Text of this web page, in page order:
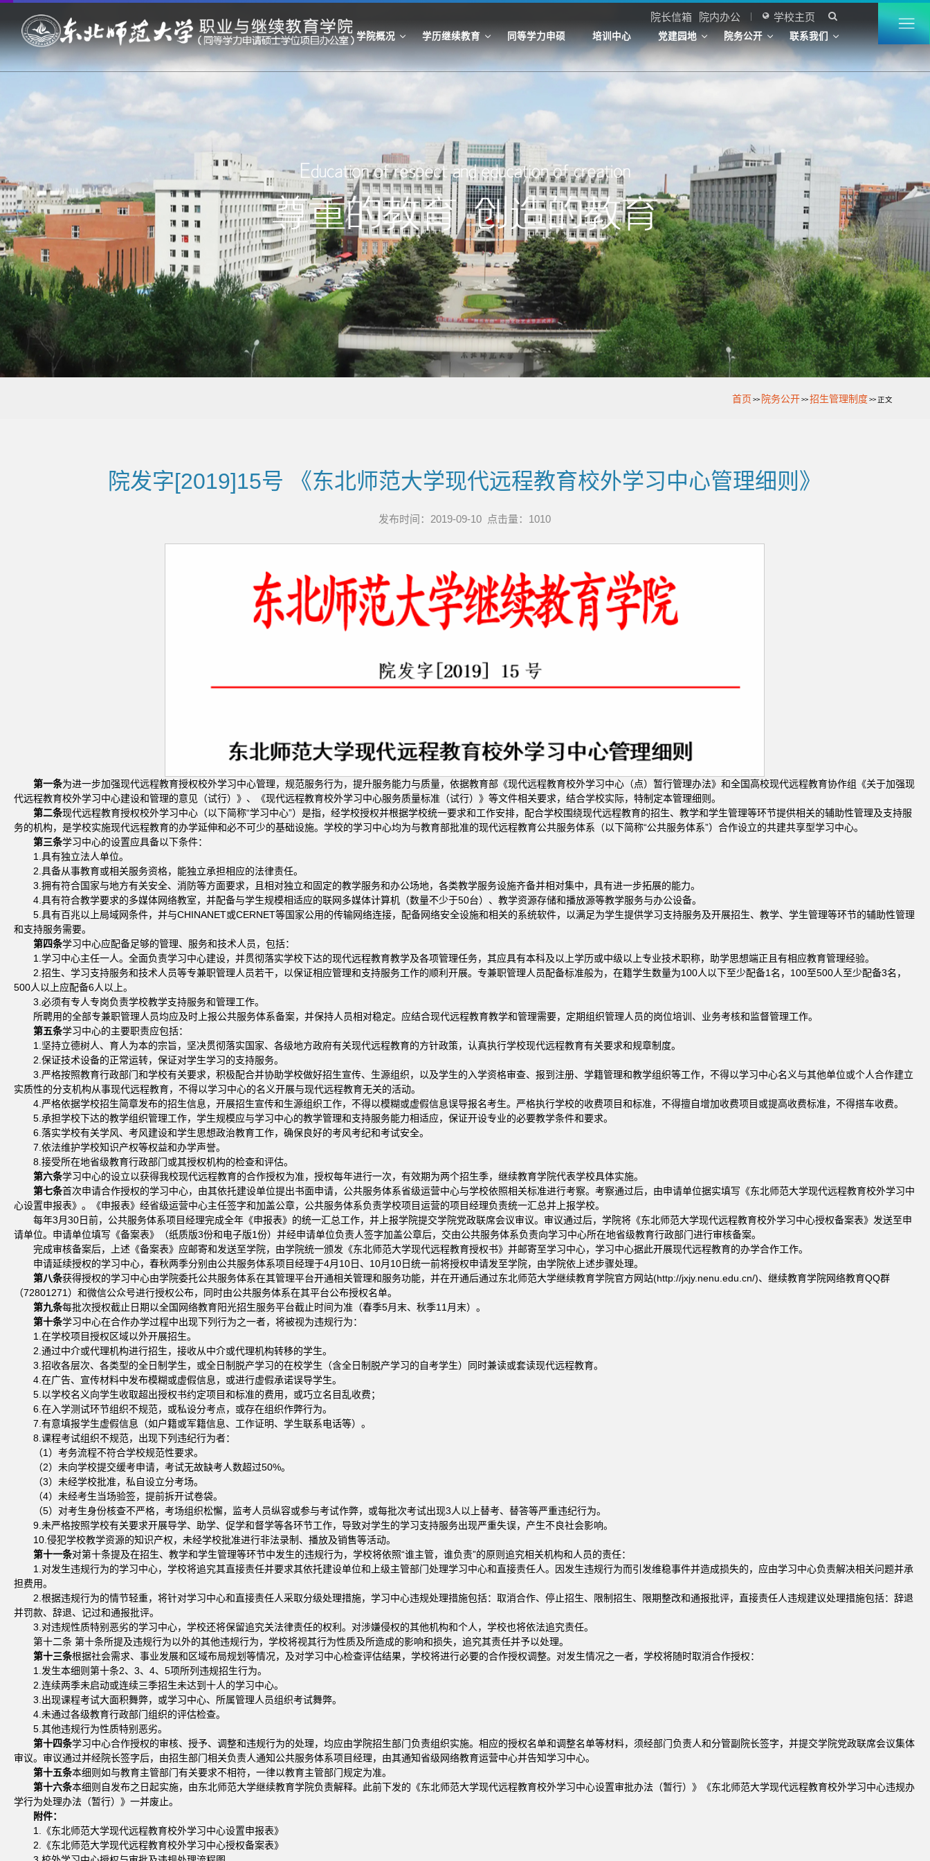
院长信箱 院内办公  学校主页 
学院概况 学历继续教育 同等学力申硕 培训中心 党建园地 院务公开 联系我们
首页 >> 院务公开>>招生管理制度>> 正文
院发字[2019]15号 《东北师范大学现代远程教育校外学习中心管理细则》
发布时间：2019-09-10 点击量： 1010
第一条为进一步加强现代远程教育授权校外学习中心管理，规范服务行为，提升服务能力与质量，依据教育部《现代远程教育校外学习中心（点）暂行管理办法》和全国高校现代远程教育协作组《关于加强现
代远程教育校外学习中心建设和管理的意见（试行）》、《现代远程教育校外学习中心服务质量标准（试行）》等文件相关要求，结合学校实际，特制定本管理细则。
第二条现代远程教育授权校外学习中心（以下简称“学习中心”）是指，经学校授权并根据学校统一要求和工作安排，配合学校围绕现代远程教育的招生、教学和学生管理等环节提供相关的辅助性管理及支持服
务的机构，是学校实施现代远程教育的办学延伸和必不可少的基础设施。学校的学习中心均为与教育部批准的现代远程教育公共服务体系（以下简称“公共服务体系”）合作设立的共建共享型学习中心。
第三条学习中心的设置应具备以下条件：
1.具有独立法人单位。
2.具备从事教育或相关服务资格，能独立承担相应的法律责任。
3.拥有符合国家与地方有关安全、消防等方面要求，且相对独立和固定的教学服务和办公场地，各类教学服务设施齐备并相对集中，具有进一步拓展的能力。
4.具有符合教学要求的多媒体网络教室，并配备与学生规模相适应的联网多媒体计算机（数量不少于50台）、教学资源存储和播放源等教学服务与办公设备。
5.具有百兆以上局域网条件，并与CHINANET或CERNET等国家公用的传输网络连接，配备网络安全设施和相关的系统软件，以满足为学生提供学习支持服务及开展招生、教学、学生管理等环节的辅助性管理
和支持服务需要。
第四条学习中心应配备足够的管理、服务和技术人员，包括：
1.学习中心主任一人。全面负责学习中心建设，并贯彻落实学校下达的现代远程教育教学及各项管理任务，其应具有本科及以上学历或中级以上专业技术职称，助学思想端正且有相应教育管理经验。
2.招生、学习支持服务和技术人员等专兼职管理人员若干，以保证相应管理和支持服务工作的顺利开展。专兼职管理人员配备标准般为，在籍学生数量为100人以下至少配备1名，100至500人至少配备3名，
500人以上应配备6人以上。
3.必须有专人专岗负责学校教学支持服务和管理工作。
所聘用的全部专兼职管理人员均应及时上报公共服务体系备案，并保持人员相对稳定。应结合现代远程教育教学和管理需要，定期组织管理人员的岗位培训、业务考核和监督管理工作。
第五条学习中心的主要职责应包括：
1.坚持立德树人、育人为本的宗旨，坚决贯彻落实国家、各级地方政府有关现代远程教育的方针政策，认真执行学校现代远程教育有关要求和规章制度。
2.保证技术设备的正常运转，保证对学生学习的支持服务。
3.严格按照教育行政部门和学校有关要求，积极配合并协助学校做好招生宣传、生源组织，以及学生的入学资格审查、报到注册、学籍管理和教学组织等工作，不得以学习中心名义与其他单位或个人合作建立
实质性的分支机构从事现代远程教育，不得以学习中心的名义开展与现代远程教育无关的活动。
4.严格依据学校招生简章发布的招生信息，开展招生宣传和生源组织工作，不得以模糊或虚假信息误导报名考生。严格执行学校的收费项目和标准，不得擅自增加收费项目或提高收费标准，不得搭车收费。
5.承担学校下达的教学组织管理工作，学生规模应与学习中心的教学管理和支持服务能力相适应，保证开设专业的必要教学条件和要求。
6.落实学校有关学风、考风建设和学生思想政治教育工作，确保良好的考风考纪和考试安全。
7.依法维护学校知识产权等权益和办学声誉。
8.接受所在地省级教育行政部门或其授权机构的检查和评估。
第六条学习中心的设立以获得我校现代远程教育的合作授权为准，授权每年进行一次，有效期为两个招生季，继续教育学院代表学校具体实施。
第七条首次申请合作授权的学习中心，由其依托建设单位提出书面申请，公共服务体系省级运营中心与学校依照相关标准进行考察。考察通过后，由申请单位据实填写《东北师范大学现代远程教育校外学习中
心设置申报表》。《申报表》经省级运营中心主任签字和加盖公章，公共服务体系负责学校项目运营的项目经理负责统一汇总并上报学校。
每年3月30日前，公共服务体系项目经理完成全年《申报表》的统一汇总工作，并上报学院提交学院党政联席会议审议。审议通过后，学院将《东北师范大学现代远程教育校外学习中心授权备案表》发送至申
请单位。申请单位填写《备案表》（纸质版3份和电子版1份）并经申请单位负责人签字加盖公章后，交由公共服务体系负责向学习中心所在地省级教育行政部门进行审核备案。
完成审核备案后，上述《备案表》应邮寄和发送至学院，由学院统一颁发《东北师范大学现代远程教育授权书》并邮寄至学习中心，学习中心据此开展现代远程教育的办学合作工作。
申请延续授权的学习中心，春秋两季分别由公共服务体系项目经理于4月10日、10月10日统一前将授权申请发至学院，由学院依上述步骤处理。
第八条获得授权的学习中心由学院委托公共服务体系在其管理平台开通相关管理和服务功能，并在开通后通过东北师范大学继续教育学院官方网站(http://jxjy.nenu.edu.cn/)、继续教育学院网络教育QQ群
（72801271）和微信公众号进行授权公布，同时由公共服务体系在其平台公布授权名单。
第九条每批次授权截止日期以全国网络教育阳光招生服务平台截止时间为准（春季5月末、秋季11月末）。
第十条学习中心在合作办学过程中出现下列行为之一者，将被视为违规行为：
1.在学校项目授权区域以外开展招生。
2.通过中介或代理机构进行招生，接收从中介或代理机构转移的学生。
3.招收各层次、各类型的全日制学生，或全日制脱产学习的在校学生（含全日制脱产学习的自考学生）同时兼读或套读现代远程教育。
4.在广告、宣传材料中发布模糊或虚假信息，或进行虚假承诺误导学生。
5.以学校名义向学生收取超出授权书约定项目和标准的费用，或巧立名目乱收费；
6.在入学测试环节组织不规范，或私设分考点，或存在组织作弊行为。
7.有意填报学生虚假信息（如户籍或军籍信息、工作证明、学生联系电话等）。
8.课程考试组织不规范，出现下列违纪行为者：
（1）考务流程不符合学校规范性要求。
（2）未向学校提交缓考申请，考试无故缺考人数超过50%。
（3）未经学校批准，私自设立分考场。
（4）未经考生当场验签，提前拆开试卷袋。
（5）对考生身份核查不严格，考场组织松懈，监考人员纵容或参与考试作弊，或每批次考试出现3人以上替考、替答等严重违纪行为。
9.未严格按照学校有关要求开展导学、助学、促学和督学等各环节工作，导致对学生的学习支持服务出现严重失误，产生不良社会影响。
10.侵犯学校教学资源的知识产权，未经学校批准进行非法录制、播放及销售等活动。
第十一条对第十条提及在招生、教学和学生管理等环节中发生的违规行为，学校将依照“谁主管，谁负责”的原则追究相关机构和人员的责任：
1.对发生违规行为的学习中心，学校将追究其直接责任并要求其依托建设单位和上级主管部门处理学习中心和直接责任人。因发生违规行为而引发维稳事件并造成损失的，应由学习中心负责解决相关问题并承
担费用。
2.根据违规行为的情节轻重，将针对学习中心和直接责任人采取分级处理措施，学习中心违规处理措施包括：取消合作、停止招生、限制招生、限期整改和通报批评，直接责任人违规建议处理措施包括：辞退
并罚款、辞退、记过和通报批评。
3.对违规性质特别恶劣的学习中心，学校还将保留追究关法律责任的权利。对涉嫌侵权的其他机构和个人，学校也将依法追究责任。
第十二条 第十条所提及违规行为以外的其他违规行为，学校将视其行为性质及所造成的影响和损失，追究其责任并予以处理。
第十三条根据社会需求、事业发展和区域布局规划等情况，及对学习中心检查评估结果，学校将进行必要的合作授权调整。对发生情况之一者，学校将随时取消合作授权：
1.发生本细则第十条2、3、4、5项所列违规招生行为。
2.连续两季未启动或连续三季招生未达到十人的学习中心。
3.出现课程考试大面积舞弊，或学习中心、所属管理人员组织考试舞弊。
4.未通过各级教育行政部门组织的评估检查。
5.其他违规行为性质特别恶劣。
第十四条学习中心合作授权的审核、授予、调整和违规行为的处理，均应由学院招生部门负责组织实施。相应的授权名单和调整名单等材料，须经部门负责人和分管副院长签字，并提交学院党政联席会议集体
审议。审议通过并经院长签字后，由招生部门相关负责人通知公共服务体系项目经理，由其通知省级网络教育运营中心并告知学习中心。
第十五条本细则如与教育主管部门有关要求不相符，一律以教育主管部门规定为准。
第十六条本细则自发布之日起实施，由东北师范大学继续教育学院负责解释。此前下发的《东北师范大学现代远程教育校外学习中心设置审批办法（暂行）》《东北师范大学现代远程教育校外学习中心违规办
学行为处理办法（暂行）》一并废止。
附件：
1.《东北师范大学现代远程教育校外学习中心设置申报表》
2.《东北师范大学现代远程教育校外学习中心授权备案表》